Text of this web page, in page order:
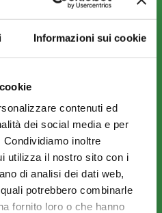
Informazioni sui cookie
contenuti ed
dei social media e per
inoltre
utilizza il nostro sito con i
di analisi dei dati web,
potrebbero combinarle
fornito loro o che hanno